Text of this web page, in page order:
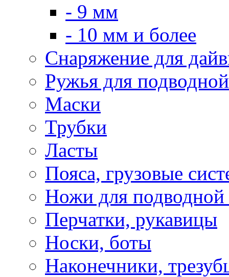
- 9 мм
- 10 мм и более
Снаряжение для
Ружья для
Маски
Трубки
Ласты
Пояса, грузовые
Ножи для подводной
Перчатки, рукавицы
Носки, боты
Наконечники,